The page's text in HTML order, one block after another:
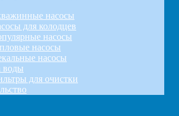
насосы
для колодцев
насосы
насосы
насосы
воды
для очистки